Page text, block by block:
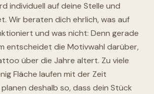
individuell auf deine Stelle und
Wir beraten dich ehrlich, was auf
und was nicht: Denn gerade
entscheidet die Motivwahl darüber,
über die Jahre altert. Zu viele
Fläche laufen mit der Zeit
deshalb so, dass dein Stück